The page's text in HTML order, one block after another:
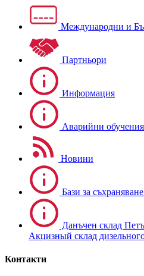
Международни и
Партньори
Информация
Аварийни обучения
Новини
Бази за
Данъчен склад
Акцизный склад
Контакти